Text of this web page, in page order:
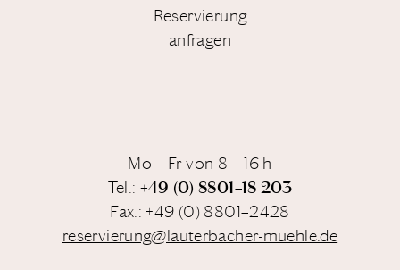
Reservierung
anfragen
Mo – Fr von 8 – 16 h
Tel.:+49 (0) 8801–18 203
Fax.: +49 (0) 8801–2428
reservierung@lauterbacher-muehle.de